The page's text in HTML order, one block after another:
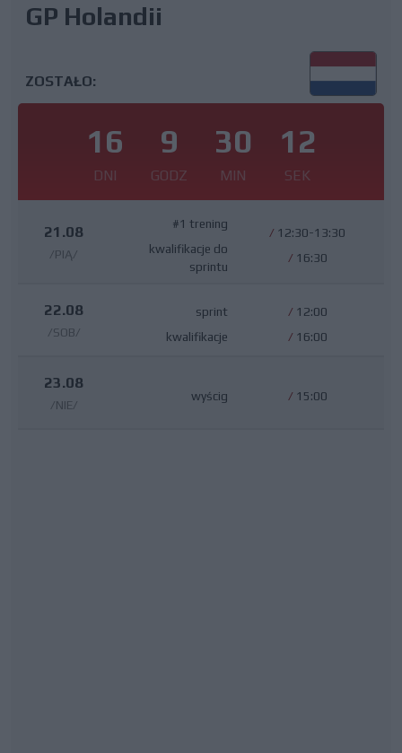
GP Holandii
ZOSTAŁO:
16
DNI
9
GODZ
30
MIN
12
SEK
21.08
/PIĄ/
#1 trening
kwalifikacje do
sprintu
/ 12:30-13:30
/ 16:30
22.08
/SOB/
sprint
kwalifikacje
/ 12:00
/ 16:00
23.08
/NIE/
wyścig / 15:00